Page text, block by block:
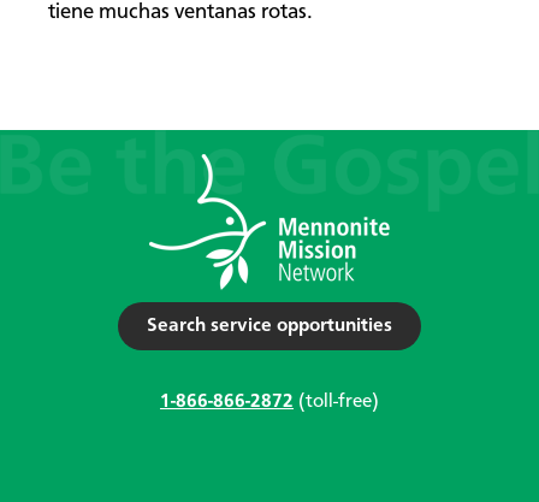
tiene muchas ventanas rotas.
Search service opportunities
1-866-866-2872 (toll-free)